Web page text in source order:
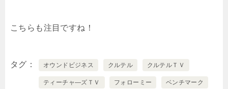
こちらも注目ですね！
タグ オウンドビジネス クルテル クルテルＴＶ
ティーチャ―ズＴＶ フォローミー ベンチマーク